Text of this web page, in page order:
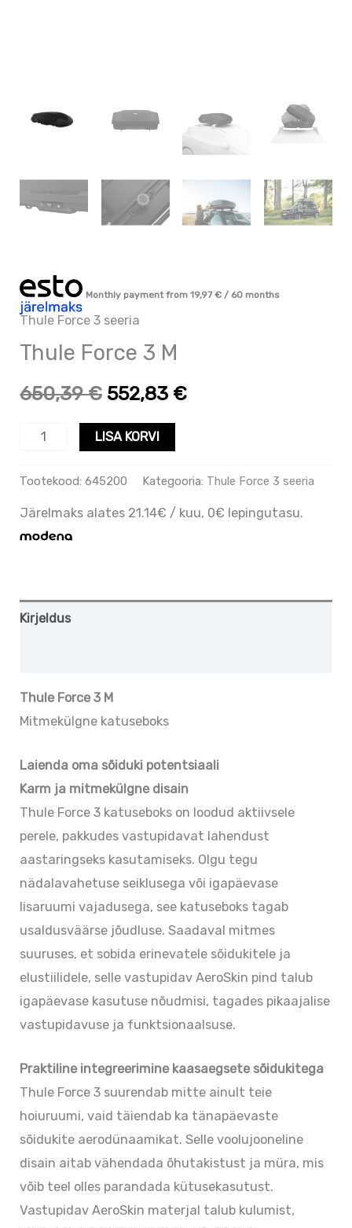
Monthly payment from19,97€ / 60 months
Thule Force 3 seeria
Thule Force 3 M
650,39€ 552,83 €
LISA KORVI
Tootekood:645200 Kategooria: Thule Force 3 seeria
Järelmaks alates 21.14€ / kuu, 0€ lepingutasu.
Kirjeldus
Thule Force 3 M
Mitmekülgne katuseboks
Laienda oma sõiduki potentsiaali
Karm ja mitmekülgne disain
Thule Force 3 katuseboks on loodud aktiivsele
perele, pakkudes vastupidavat lahendust
aastaringseks kasutamiseks. Olgu tegu
nädalavahetuse seiklusega või igapäevase
lisaruumi vajadusega, see katuseboks tagab
usaldusväärse jõudluse. Saadaval mitmes
suuruses, et sobida erinevatele sõidukitele ja
elustiilidele, selle vastupidav AeroSkin pind talub
igapäevase kasutuse nõudmisi, tagades pikaajalise
vastupidavuse ja funktsionaalsuse.
Praktiline integreerimine kaasaegsete sõidukitega
Thule Force 3 suurendab mitte ainult teie
hoiuruumi, vaid täiendab ka tänapäevaste
sõidukite aerodünaamikat. Selle voolujooneline
disain aitab vähendada õhutakistust ja müra, mis
võib teel olles parandada kütusekasutust.
Vastupidav AeroSkin materjal talub kulumist,